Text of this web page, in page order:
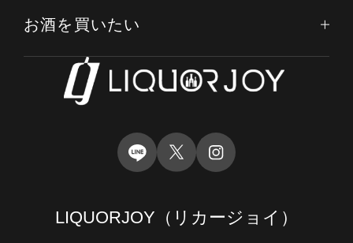
LIQUORJOY （リカージョイ）
お酒を買いたい